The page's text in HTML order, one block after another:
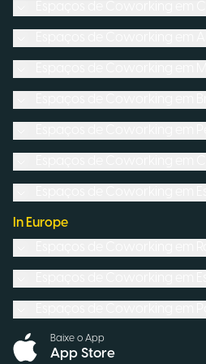
In Europe
Baixe o App
App Store